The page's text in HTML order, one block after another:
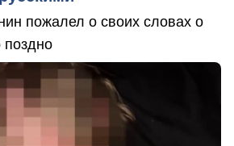
пожалел о своих словах о
поздно